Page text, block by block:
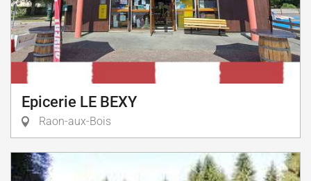
Epicerie LE BEXY
Raon-aux-Bois